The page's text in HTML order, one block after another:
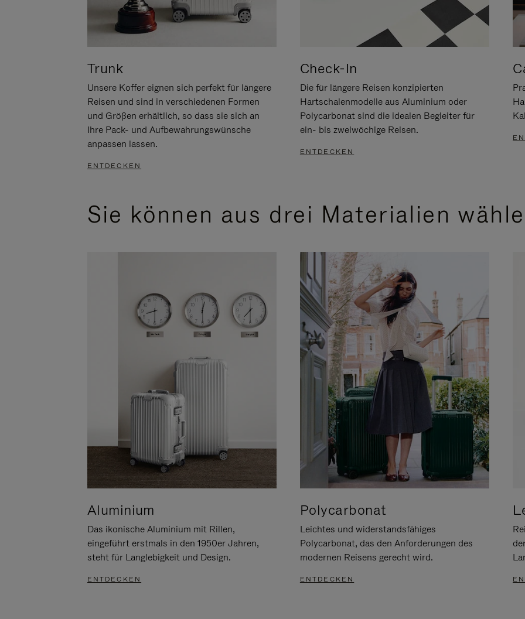
Trunk
Unsere Koffer eignen sich perfekt für längere
Reisen und sind in verschiedenen Formen
und Größen erhältlich, so dass sie sich an
Ihre Pack- und Aufbewahrungswünsche
anpassen lassen.
ENTDECKEN
Check-In
Die für längere Reisen konzipierten
Hartschalenmodelle aus Aluminium oder
Polycarbonat sind die idealen Begleiter für
ein- bis zweiwöchige Reisen.
ENTDECKEN
Sie können aus drei Materialien
Aluminium
Das ikonische Aluminium mit Rillen,
eingeführt erstmals in den 1950er Jahren,
steht für Langlebigkeit und Design.
ENTDECKEN
Polycarbonat
Leichtes und widerstandsfähiges
Polycarbonat, das den Anforderungen des
modernen Reisens gerecht wird.
ENTDECKEN